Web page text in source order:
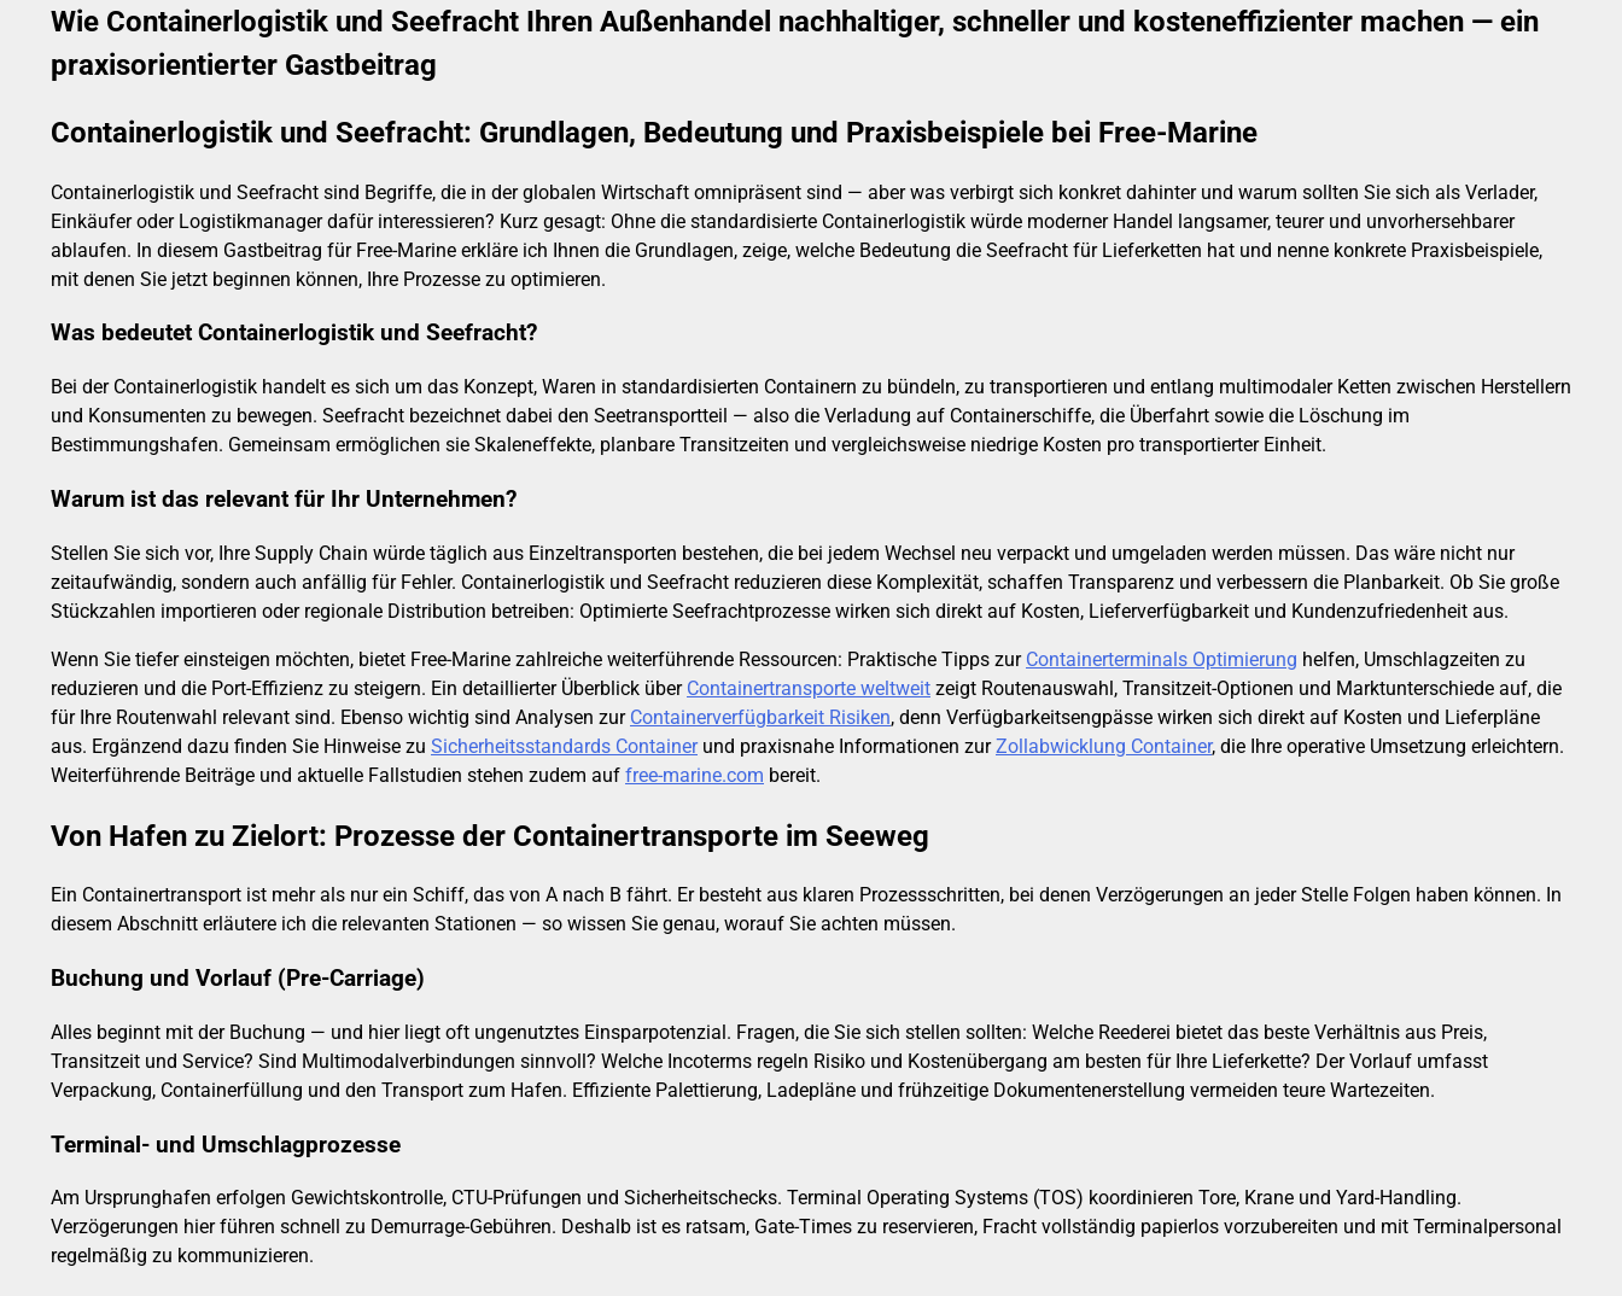
Wie Containerlogistik und Seefracht Ihren Außenhandel nachhaltiger, schneller und kosteneffizienter machen — ein
praxisorientierter Gastbeitrag
Containerlogistik und Seefracht: Grundlagen, Bedeutung und Praxisbeispiele bei Free-Marine
Containerlogistik und Seefracht sind Begriffe, die in der globalen Wirtschaft omnipräsent sind — aber was verbirgt sich konkret dahinter und warum sollten Sie sich als Verlader,
Einkäufer oder Logistikmanager dafür interessieren? Kurz gesagt: Ohne die standardisierte Containerlogistik würde moderner Handel langsamer, teurer und unvorhersehbarer
ablaufen. In diesem Gastbeitrag für Free-Marine erkläre ich Ihnen die Grundlagen, zeige, welche Bedeutung die Seefracht für Lieferketten hat und nenne konkrete Praxisbeispiele,
mit denen Sie jetzt beginnen können, Ihre Prozesse zu optimieren.
Was bedeutet Containerlogistik und Seefracht?
Bei der Containerlogistik handelt es sich um das Konzept, Waren in standardisierten Containern zu bündeln, zu transportieren und entlang multimodaler Ketten zwischen Herstellern
und Konsumenten zu bewegen. Seefracht bezeichnet dabei den Seetransportteil — also die Verladung auf Containerschiffe, die Überfahrt sowie die Löschung im
Bestimmungshafen. Gemeinsam ermöglichen sie Skaleneffekte, planbare Transitzeiten und vergleichsweise niedrige Kosten pro transportierter Einheit.
Warum ist das relevant für Ihr Unternehmen?
Stellen Sie sich vor, Ihre Supply Chain würde täglich aus Einzeltransporten bestehen, die bei jedem Wechsel neu verpackt und umgeladen werden müssen. Das wäre nicht nur
zeitaufwändig, sondern auch anfällig für Fehler. Containerlogistik und Seefracht reduzieren diese Komplexität, schaffen Transparenz und verbessern die Planbarkeit. Ob Sie große
Stückzahlen importieren oder regionale Distribution betreiben: Optimierte Seefrachtprozesse wirken sich direkt auf Kosten, Lieferverfügbarkeit und Kundenzufriedenheit aus.
Wenn Sie tiefer einsteigen möchten, bietet Free-Marine zahlreiche weiterführende Ressourcen: Praktische Tipps zur Containerterminals Optimierung helfen, Umschlagzeiten zu
reduzieren und die Port-Effizienz zu steigern. Ein detaillierter Überblick über Containertransporte weltweit zeigt Routenauswahl, Transitzeit-Optionen und Marktunterschiede auf, die
für Ihre Routenwahl relevant sind. Ebenso wichtig sind Analysen zur Containerverfügbarkeit Risiken, denn Verfügbarkeitsengpässe wirken sich direkt auf Kosten und Lieferpläne
aus. Ergänzend dazu finden Sie Hinweise zu Sicherheitsstandards Containerund praxisnahe Informationen zurZollabwicklung Container, die Ihre operative Umsetzung erleichtern.
Weiterführende Beiträge und aktuelle Fallstudien stehen zudem auf free-marine.com bereit.
Von Hafen zu Zielort: Prozesse der Containertransporte im Seeweg
Ein Containertransport ist mehr als nur ein Schiff, das von A nach B fährt. Er besteht aus klaren Prozessschritten, bei denen Verzögerungen an jeder Stelle Folgen haben können. In
diesem Abschnitt erläutere ich die relevanten Stationen — so wissen Sie genau, worauf Sie achten müssen.
Buchung und Vorlauf (Pre-Carriage)
Alles beginnt mit der Buchung — und hier liegt oft ungenutztes Einsparpotenzial. Fragen, die Sie sich stellen sollten: Welche Reederei bietet das beste Verhältnis aus Preis,
Transitzeit und Service? Sind Multimodalverbindungen sinnvoll? Welche Incoterms regeln Risiko und Kostenübergang am besten für Ihre Lieferkette? Der Vorlauf umfasst
Verpackung, Containerfüllung und den Transport zum Hafen. Effiziente Palettierung, Ladepläne und frühzeitige Dokumentenerstellung vermeiden teure Wartezeiten.
Terminal- und Umschlagprozesse
Am Ursprunghafen erfolgen Gewichtskontrolle, CTU-Prüfungen und Sicherheitschecks. Terminal Operating Systems (TOS) koordinieren Tore, Krane und Yard-Handling.
Verzögerungen hier führen schnell zu Demurrage-Gebühren. Deshalb ist es ratsam, Gate-Times zu reservieren, Fracht vollständig papierlos vorzubereiten und mit Terminalpersonal
regelmäßig zu kommunizieren.